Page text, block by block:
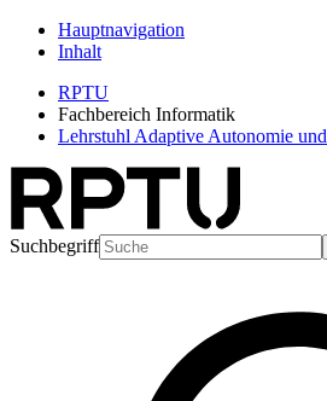
Hauptnavigation
Inhalt
RPTU
Fachbereich Informatik
Lehrstuhl Adaptive Autonomie
Suchbegriff